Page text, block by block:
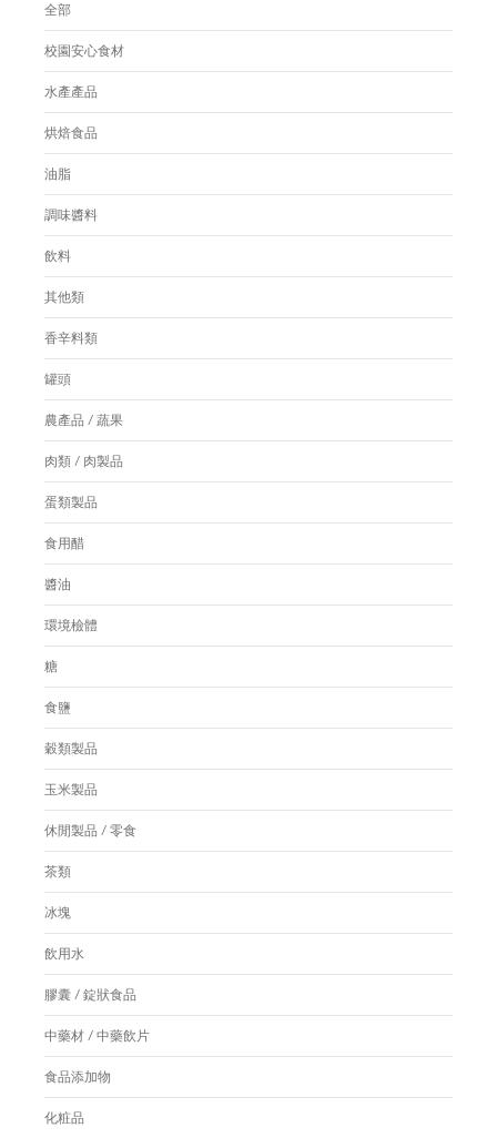
全部
校園安心食材
水產產品
烘焙食品
油脂
調味醬料
飲料
其他類
香辛料類
罐頭
農產品 / 蔬果
肉類 / 肉製品
蛋類製品
食用醋
醬油
環境檢體
糖
食鹽
穀類製品
玉米製品
休閒製品 / 零食
茶類
冰塊
飲用水
膠囊 / 錠狀食品
中藥材 / 中藥飲片
食品添加物
化粧品